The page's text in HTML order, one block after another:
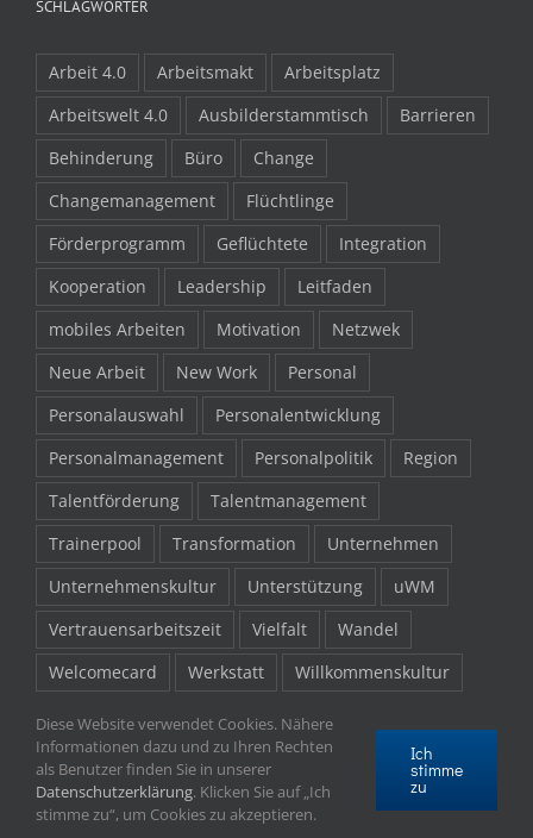
SCHLAGWÖRTER
Arbeit 4.0 Arbeitsmakt
Arbeitsplatz
Arbeitswelt 4.0
Ausbilderstammtisch
Barrieren
Behinderung
Büro
Change
Changemanagement
Flüchtlinge
Förderprogramm
Geflüchtete
Integration
Kooperation
Leadership
Leitfaden
mobiles Arbeiten
Motivation
Netzwek
Neue Arbeit
New Work
Personal
Personalauswahl
Personalentwicklung
Personalmanagement
Personalpolitik
Region
Talentförderung
Talentmanagement
Trainerpool
Transformation
Unternehmen
Unternehmenskultur
Unterstützung
uWM
Vertrauensarbeitszeit
Vielfalt
Wandel
Welcomecard
Werkstatt
Willkommenskultur
Willkommenspaket
Work-Life-Balance
Diese Website verwendet Cookies. Nähere
Informationen dazu und zu Ihren Rechten
als Benutzer finden Sie in unserer
Datenschutzerklärung. Klicken Sie auf „Ich
stimme zu“, um Cookies zu akzeptieren.
Ich
stimme
zu